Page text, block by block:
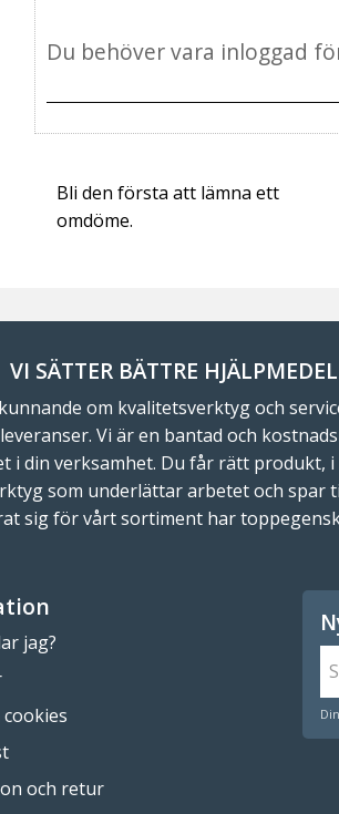
Bli den första att lämna ett
omdöme.
VI SÄTTER BÄTTRE
om kvalitetsverktyg och
Vi är en bantad och
i din verksamhet. Du får rätt
som underlättar arbetet och spar
sig för vårt sortiment har
jag?
cookies
och retur